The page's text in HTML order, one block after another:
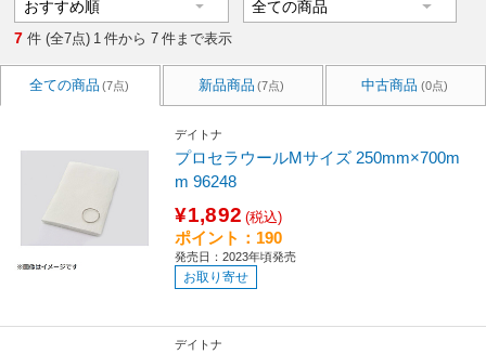
7 件 (全7点) 1 件から 7 件まで表示
全ての商品 (7点) 新品商品 (7点) 中古商品 (0点)
デイトナ
プロセラウールMサイズ 250mm×700m
m 96248
¥1,892 (税込)
ポイント：190
発売日：2023年頃発売
お取り寄せ
デイトナ